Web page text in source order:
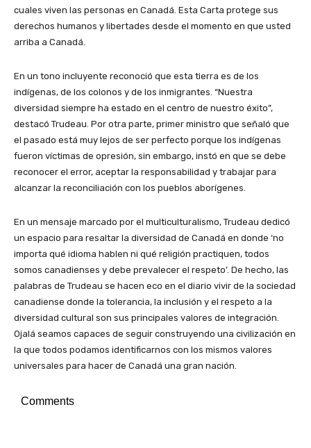
cuales viven las personas en Canadá. Esta Carta protege sus
derechos humanos y libertades desde el momento en que usted
arriba a Canadá.
En un tono incluyente reconoció que esta tierra es de los
indígenas, de los colonos y de los inmigrantes. “Nuestra
diversidad siempre ha estado en el centro de nuestro éxito”,
destacó Trudeau. Por otra parte, primer ministro que señaló que
el pasado está muy lejos de ser perfecto porque los indígenas
fueron víctimas de opresión, sin embargo, instó en que se debe
reconocer el error, aceptar la responsabilidad y trabajar para
alcanzar la reconciliación con los pueblos aborígenes.
En un mensaje marcado por el multiculturalismo, Trudeau dedicó
un espacio para resaltar la diversidad de Canadá en donde ‘no
importa qué idioma hablen ni qué religión practiquen, todos
somos canadienses y debe prevalecer el respeto’. De hecho, las
palabras de Trudeau se hacen eco en el diario vivir de la sociedad
canadiense donde la tolerancia, la inclusión y el respeto a la
diversidad cultural son sus principales valores de integración.
Ojalá seamos capaces de seguir construyendo una civilización en
la que todos podamos identificarnos con los mismos valores
universales para hacer de Canadá una gran nación.
Comments